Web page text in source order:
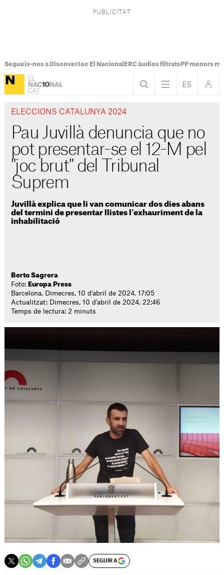
Segueix-nos a DiscoverJoc El Nacional ERC àudios filtratsPP menors
ELECCIONS CATALUNYA 2024
Pau Juvillà denuncia que no
pot presentar-se el 12-M pel
"joc brut" del Tribunal
Suprem
Juvillà explica que li van comunicar dos dies abans
del termini de presentar llistes l'exhauriment de la
inhabilitació
Berto Sagrera
Foto: Europa Press
Barcelona. Dimecres, 10 d'abril de 2024. 17:05
Actualitzat: Dimecres, 10 d'abril de 2024. 22:46
Temps de lectura: 2 minuts
SEGUIR A